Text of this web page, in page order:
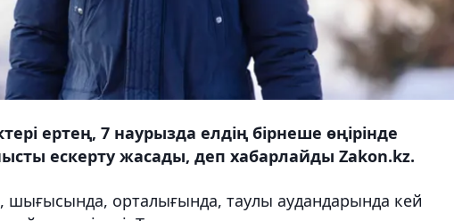
ертең, 7 наурызда елдің бірнеше өңірінде
ескерту жасады, деп хабарлайды Zakon.kz.
шығысында, орталығында, таулы аудандарында кей